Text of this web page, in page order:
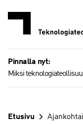
Pinnalla nyt:
Miksi
Etusivu